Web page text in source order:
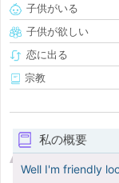
子供がいる
子供が欲しい
恋に出る
宗教
私の概要
Well I'm friendly